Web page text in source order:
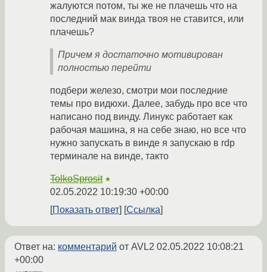
жалуются потом, ты же не плачешь что на
последний мак винда твоя не ставится, или
плачешь?
Причем я достаточно мотивирован
полностью перейти
подбери железо, смотри мои последние
темы про видюхи. Далее, забудь про все что
написано под винду. Линукс работает как
рабочая машина, я на себе знаю, но все что
нужно запускать в винде я запускаю в rdp
терминале на винде, такто
TolkoSprosit ★
02.05.2022 10:19:30 +00:00
Показать ответ
Ссылка
Ответ на: комментарий от AVL2 02.05.2022 10:08:21
+00:00